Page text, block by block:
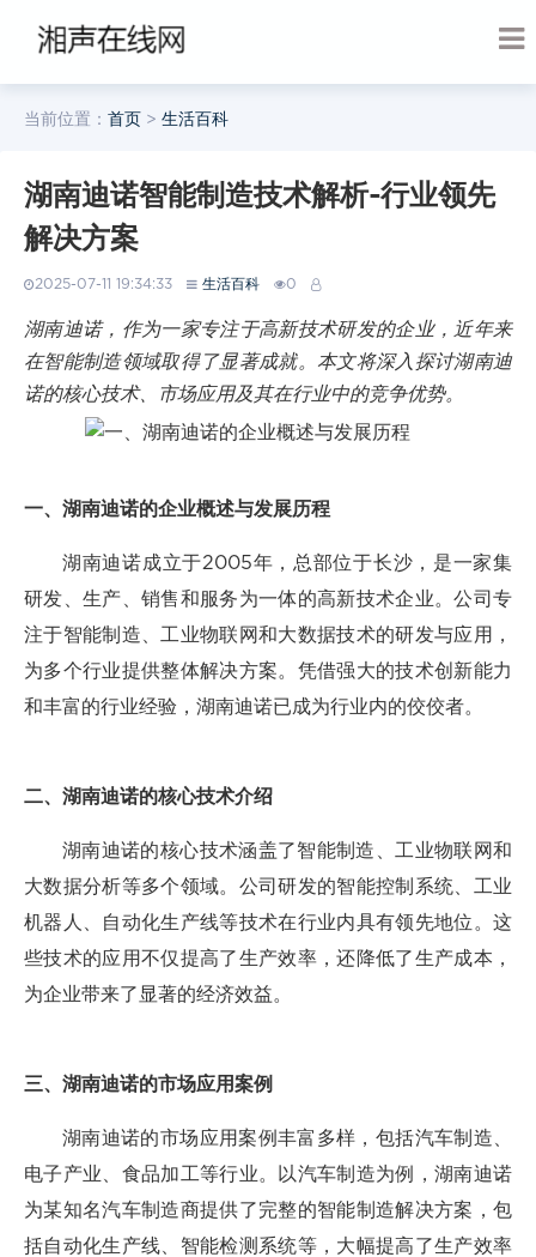
当前位置： 首页 > 生活百科
湖南迪诺智能制造技术解析-行业领先
解决方案
2025-07-11 19:34:33 生活百科 0
湖南迪诺，作为一家专注于高新技术研发的企业，近年来
在智能制造领域取得了显著成就。本文将深入探讨湖南迪
诺的核心技术、市场应用及其在行业中的竞争优势。
一、湖南迪诺的企业概述与发展历程
湖南迪诺成立于2005年，总部位于长沙，是一家集
研发、生产、销售和服务为一体的高新技术企业。公司专
注于智能制造、工业物联网和大数据技术的研发与应用，
为多个行业提供整体解决方案。凭借强大的技术创新能力
和丰富的行业经验，湖南迪诺已成为行业内的佼佼者。
二、湖南迪诺的核心技术介绍
湖南迪诺的核心技术涵盖了智能制造、工业物联网和
大数据分析等多个领域。公司研发的智能控制系统、工业
机器人、自动化生产线等技术在行业内具有领先地位。这
些技术的应用不仅提高了生产效率，还降低了生产成本，
为企业带来了显著的经济效益。
三、湖南迪诺的市场应用案例
湖南迪诺的市场应用案例丰富多样，包括汽车制造、
电子产业、食品加工等行业。以汽车制造为例，湖南迪诺
为某知名汽车制造商提供了完整的智能制造解决方案，包
括自动化生产线、智能检测系统等，大幅提高了生产效率